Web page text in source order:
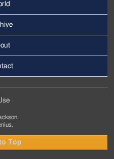
.
Top